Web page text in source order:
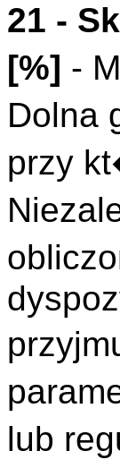
21 -
[%] -
Dolna
przy
lub